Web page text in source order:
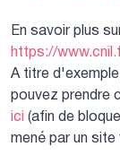
En savoir plus
https://
A titre
pouvez prendre
ici (afin de
mené par un